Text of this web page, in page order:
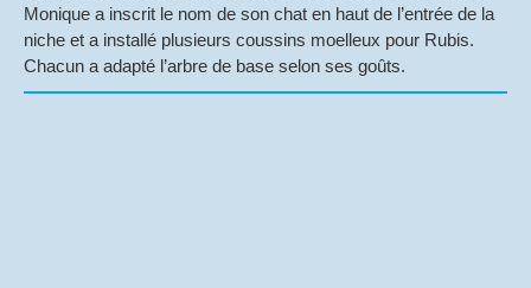
Monique a inscrit le nom de son chat en haut de l’entrée de la
niche et a installé plusieurs coussins moelleux pour Rubis.
Chacun a adapté l’arbre de base selon ses goûts.